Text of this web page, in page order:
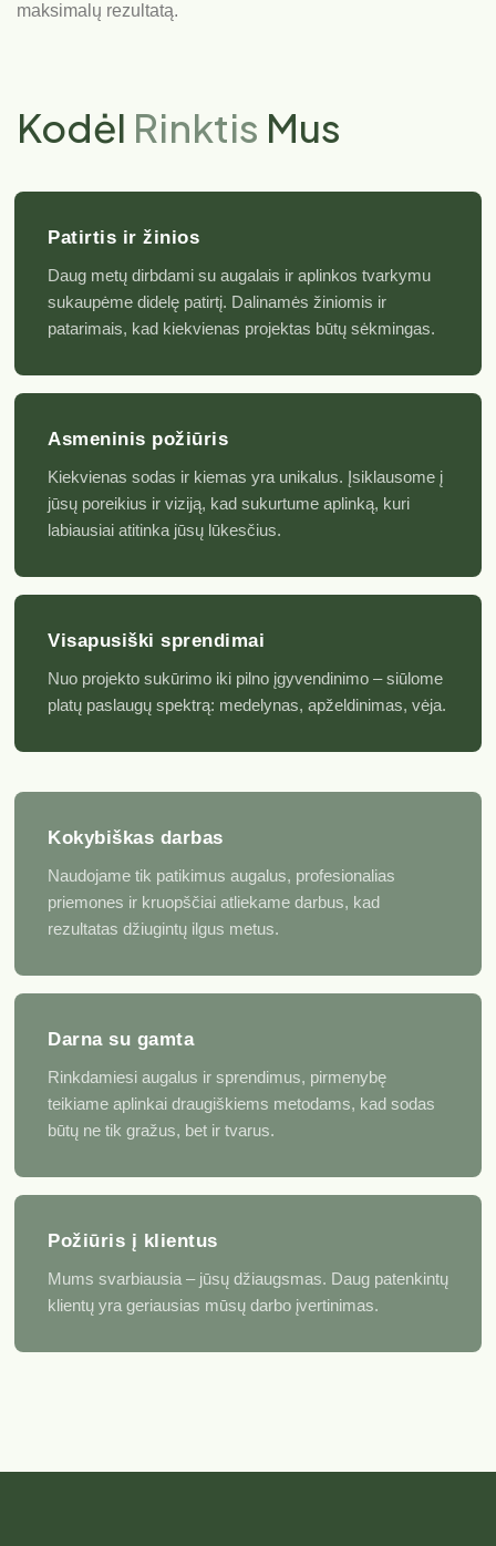
maksimalų rezultatą.
Kodėl Rinktis Mus
Patirtis ir žinios
Daug metų dirbdami su augalais ir aplinkos tvarkymu
sukaupėme didelę patirtį. Dalinamės žiniomis ir
patarimais, kad kiekvienas projektas būtų sėkmingas.
Asmeninis požiūris
Kiekvienas sodas ir kiemas yra unikalus. Įsiklausome į
jūsų poreikius ir viziją, kad sukurtume aplinką, kuri
labiausiai atitinka jūsų lūkesčius.
Visapusiški sprendimai
Nuo projekto sukūrimo iki pilno įgyvendinimo – siūlome
platų paslaugų spektrą: medelynas, apželdinimas, vėja.
Kokybiškas darbas
Naudojame tik patikimus augalus, profesionalias
priemones ir kruopščiai atliekame darbus, kad
rezultatas džiugintų ilgus metus.
Darna su gamta
Rinkdamiesi augalus ir sprendimus, pirmenybę
teikiame aplinkai draugiškiems metodams, kad sodas
būtų ne tik gražus, bet ir tvarus.
Požiūris į klientus
Mums svarbiausia – jūsų džiaugsmas. Daug patenkintų
klientų yra geriausias mūsų darbo įvertinimas.